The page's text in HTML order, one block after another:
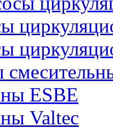
ESBE
Valtec